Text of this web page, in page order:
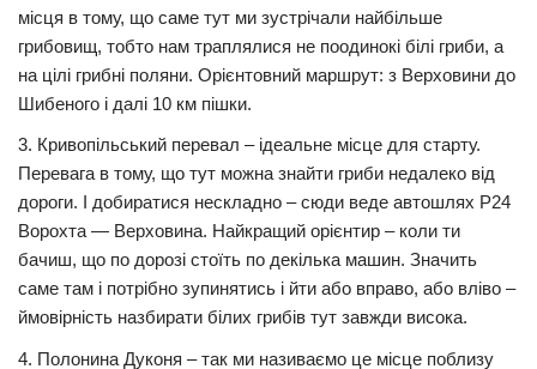
місця в тому, що саме тут ми зустрічали найбільше
грибовищ, тобто нам траплялися не поодинокі білі гриби, а
на цілі грибні поляни. Орієнтовний маршрут: з Верховини до
Шибеного і далі 10 км пішки.
3. Кривопільський перевал – ідеальне місце для старту.
Перевага в тому, що тут можна знайти гриби недалеко від
дороги. І добиратися нескладно – сюди веде автошлях Р24
Ворохта — Верховина. Найкращий орієнтир – коли ти
бачиш, що по дорозі стоїть по декілька машин. Значить
саме там і потрібно зупинятись і йти або вправо, або вліво –
ймовірність назбирати білих грибів тут завжди висока.
4. Полонина Дуконя – так ми називаємо це місце поблизу